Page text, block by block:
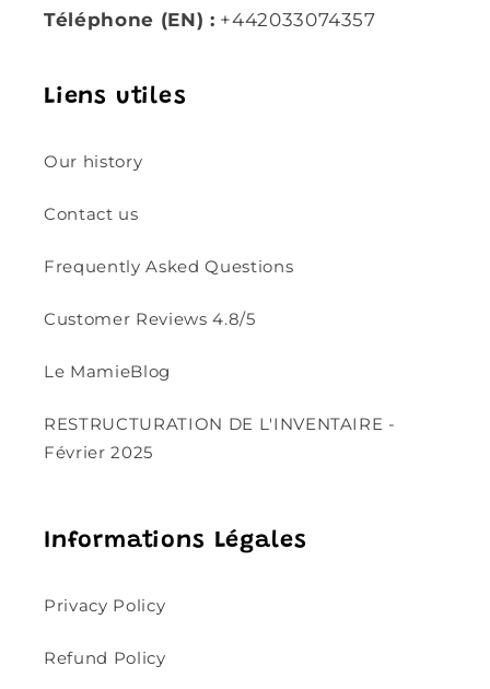
Téléphone (EN) : +442033074357
Liens utiles
Our history
Contact us
Frequently Asked Questions
Customer Reviews 4.8/5
Le MamieBlog
RESTRUCTURATION DE L'INVENTAIRE -
Février 2025
Informations Légales
Privacy Policy
Refund Policy